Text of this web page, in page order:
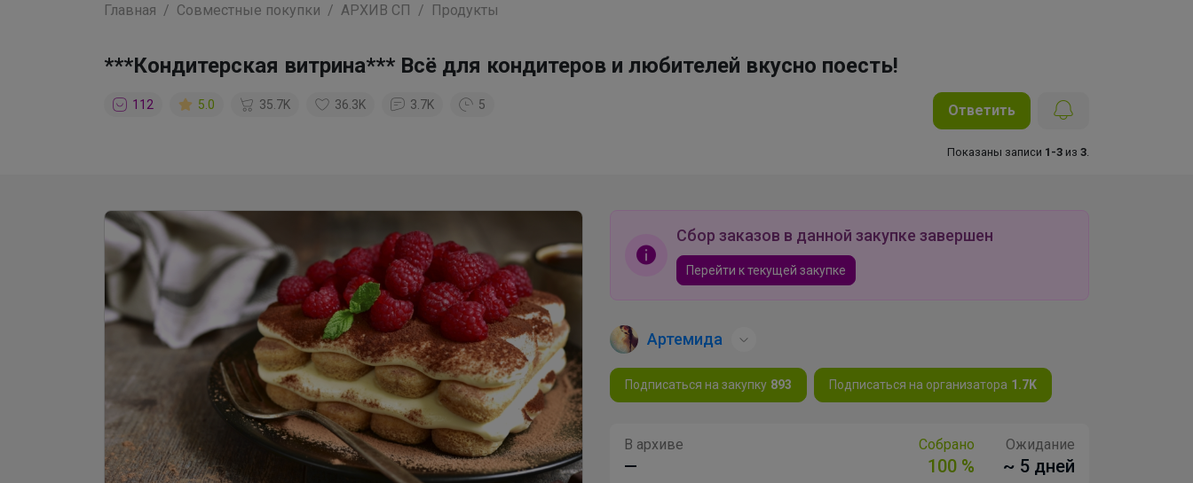
Главная Совместные покупки АРХИВ СП Продукты
***Кондитерская витрина*** Всё для кондитеров и любителей вкусно поесть!
112 5.0 35.7K 36.3K 3.7K 5 Ответить
Показаны записи 1-3 из 3
Сбор заказов в данной закупке завершен
Перейти к текущей закупке
Артемида
Подписаться на закупку 893 Подписаться на организатора 1.7K
В архиве
—
Собрано
100 %
Ожидание
~ 5 дней